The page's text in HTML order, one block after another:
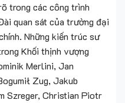
trong các công trình
quan sát của trường đại
Những kiến trúc sư
Khối thịnh vượng
Merlini, Jan
Zug, Jakub
Szreger, Christian Piotr